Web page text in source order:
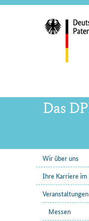
Das
Wir über uns
Ihre Karriere im
Veranstaltungen
Messen